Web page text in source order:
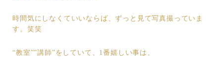
時間気にしなくていいならば、ずっと見て写真撮っていま
す。笑笑
“教室””講師”をしていて、1番嬉しい事は、